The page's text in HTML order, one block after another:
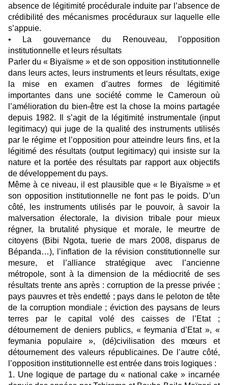
absence de légitimité procédurale induite par l’absence de
crédibilité des mécanismes procéduraux sur laquelle elle
s’appuie.
• La gouvernance du Renouveau, l’opposition
institutionnelle et leurs résultats
Parler du « Biyaïsme » et de son opposition institutionnelle
dans leurs actes, leurs instruments et leurs résultats, exige
la mise en examen d’autres formes de légitimité
importantes dans une société comme le Cameroun où
l’amélioration du bien-être est la chose la moins partagée
depuis 1982. Il s’agit de la légitimité instrumentale (input
legitimacy) qui juge de la qualité des instruments utilisés
par le régime et l’opposition pour atteindre leurs fins, et la
légitimé des résultats (output legitimacy) qui insiste sur la
nature et la portée des résultats par rapport aux objectifs
de développement du pays.
Même à ce niveau, il est plausible que « le Biyaïsme » et
son opposition institutionnelle ne font pas le poids. D’un
côté, les instruments utilisés par le pouvoir, à savoir la
malversation électorale, la division tribale pour mieux
régner, la brutalité physique et morale, le meurtre de
citoyens (Bibi Ngota, tuerie de mars 2008, disparus de
Bépanda…), l’inflation de la révision constitutionnelle sur
mesure, et l’alliance stratégique avec l’ancienne
métropole, sont à la dimension de la médiocrité de ses
résultats trente ans après : corruption de la presse privée ;
pays pauvres et très endetté ; pays dans le peloton de tête
de la corruption mondiale ; éviction des paysans de leurs
terres par le capital volé des caisses de l’Etat ;
détournement de deniers publics, « feymania d’Etat », «
feymania populaire », (dé)civilisation des mœurs et
détournement des valeurs républicaines. De l’autre côté,
l’opposition institutionnelle est entrée dans trois logiques :
1. Une logique de partage du « national cake » incarnée